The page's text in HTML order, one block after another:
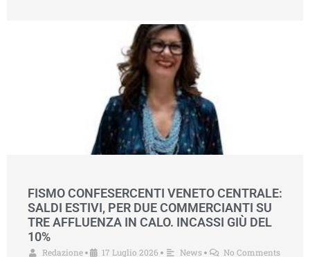
FISMO CONFESERCENTI VENETO CENTRALE:
SALDI ESTIVI, PER DUE COMMERCIANTI SU
TRE AFFLUENZA IN CALO. INCASSI GIÙ DEL
10%
Redazione • 17 Luglio 2026 • News • No Comments